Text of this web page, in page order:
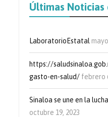
Últimas Noticias
LaboratorioEstatal
https://
gasto-en-salud/ febrero
Sinaloa se une en la
octubre 19, 2023